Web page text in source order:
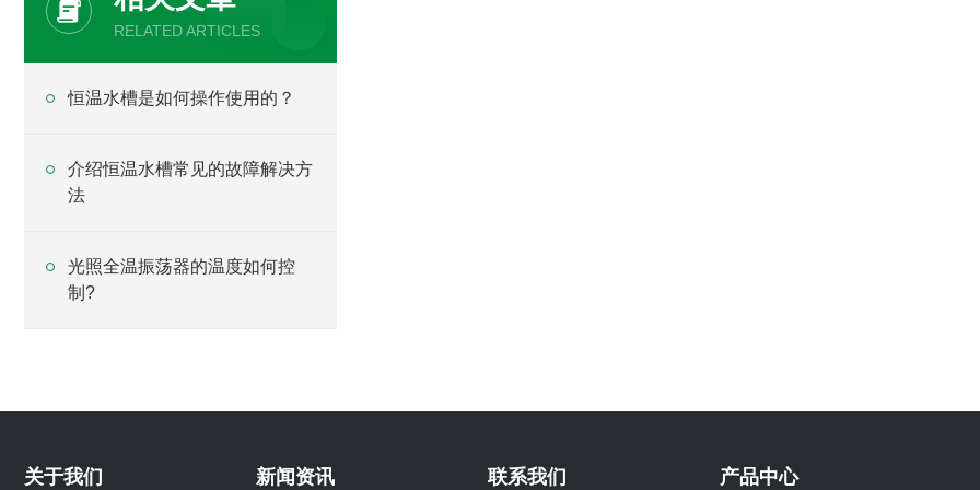
RELATED ARTICLES
恒温水槽是如何操作使用的？
介绍恒温水槽常见的故障解决方
法
光照全温振荡器的温度如何控
制?
关于我们 新闻资讯 联系我们 产品中心